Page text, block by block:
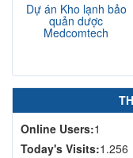
Dự án Kho lạnh bảo
quản dược
Medcomtech
Online Users:1
Today's Visits:1.256